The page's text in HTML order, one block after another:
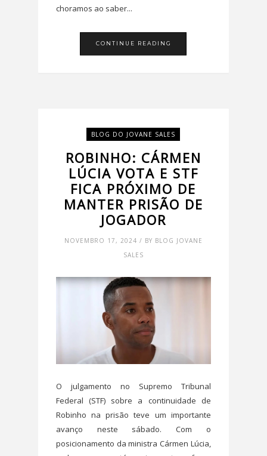
choramos ao saber...
CONTINUE READING
BLOG DO JOVANE SALES
ROBINHO: CÁRMEN
LÚCIA VOTA E STF
FICA PRÓXIMO DE
MANTER PRISÃO DE
JOGADOR
NOVEMBRO 17, 2024 / BY BLOG JOVANE
SALES
O julgamento no Supremo Tribunal
Federal (STF) sobre a continuidade de
Robinho na prisão teve um importante
avanço neste sábado. Com o
posicionamento da ministra Cármen Lúcia,